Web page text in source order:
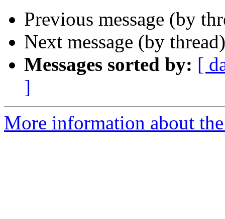
Previous message (by
Next message (by
Messages sorted by: [
]
More information about